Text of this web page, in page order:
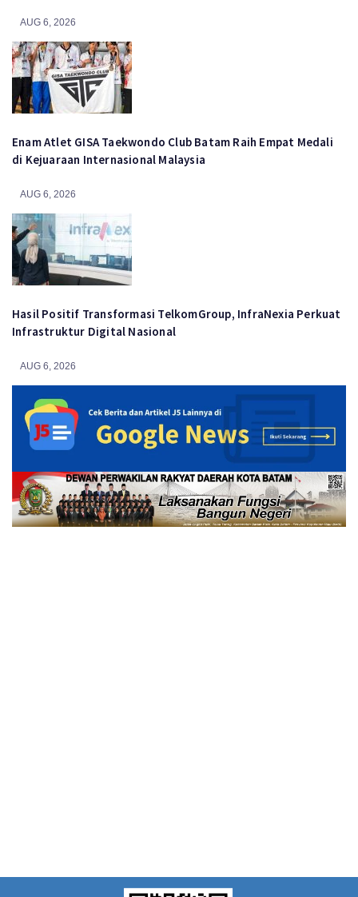
AUG 6, 2026
Enam Atlet GISA Taekwondo Club Batam Raih Empat Medali
di Kejuaraan Internasional Malaysia
AUG 6, 2026
Hasil Positif Transformasi TelkomGroup, InfraNexia Perkuat
Infrastruktur Digital Nasional
AUG 6, 2026